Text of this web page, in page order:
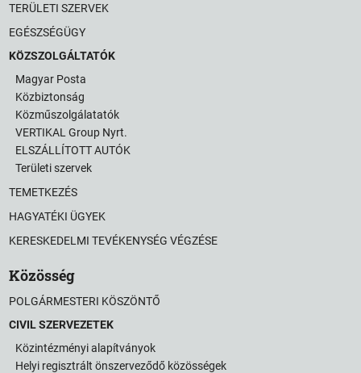
TERÜLETI SZERVEK
EGÉSZSÉGÜGY
KÖZSZOLGÁLTATÓK
Magyar Posta
Közbiztonság
Közműszolgálatatók
VERTIKAL Group Nyrt.
ELSZÁLLÍTOTT AUTÓK
Területi szervek
TEMETKEZÉS
HAGYATÉKI ÜGYEK
KERESKEDELMI TEVÉKENYSÉG VÉGZÉSE
Közösség
POLGÁRMESTERI KÖSZÖNTŐ
CIVIL SZERVEZETEK
Közintézményi alapítványok
Helyi regisztrált önszerveződő közösségek